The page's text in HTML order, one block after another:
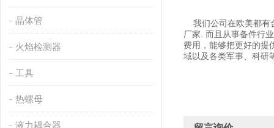
晶体管
火焰检测器
工具
热螺母
液力耦合器
我们公司在欧美都有
厂家. 而且从事备件行
费用，能够把更好的提
域以及各类军事、科研